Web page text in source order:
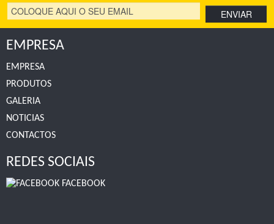
EMPRESA
EMPRESA
PRODUTOS
GALERIA
NOTICIAS
CONTACTOS
REDES SOCIAIS
FACEBOOK